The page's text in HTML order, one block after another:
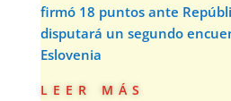
firmó 18 puntos ante
disputará un segundo
Eslovenia
leer más